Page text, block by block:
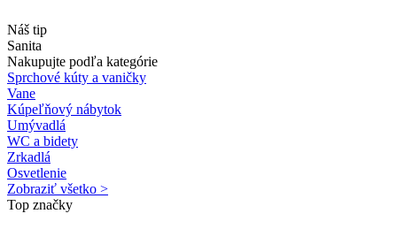
Náš tip
Sanita
Nakupujte podľa kategórie
Sprchové kúty a vaničky
Vane
Kúpeľňový nábytok
Umývadlá
WC a bidety
Zrkadlá
Osvetlenie
Zobraziť všetko >
Top značky